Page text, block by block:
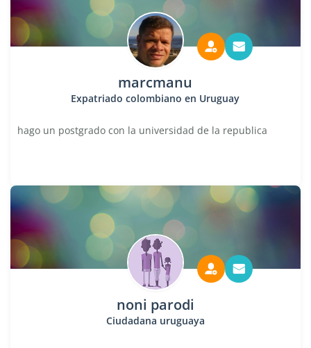
marcmanu
Expatriado colombiano en Uruguay
hago un postgrado con la universidad de la republica
noni parodi
Ciudadana uruguaya